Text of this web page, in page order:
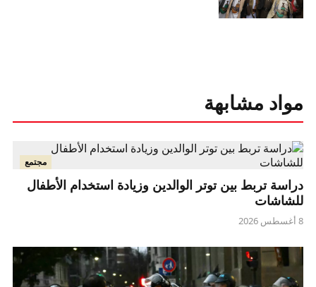
مواد مشابهة
مجتمع
دراسة تربط بين توتر الوالدين وزيادة استخدام الأطفال
للشاشات
8 أغسطس 2026